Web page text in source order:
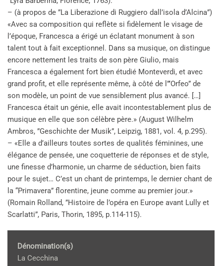
– (à propos de ”La Liberazione di Ruggiero dall’isola d’Alcina”)
«Avec sa composition qui reflète si fidèlement le visage de
l’époque, Francesca a érigé un éclatant monument à son
talent tout à fait exceptionnel. Dans sa musique, on distingue
encore nettement les traits de son père Giulio, mais
Francesca a également fort bien étudié Monteverdi, et avec
grand profit, et elle représente même, à côté de l”’Orfeo” de
son modèle, un point de vue sensiblement plus avancé. […]
Francesca était un génie, elle avait incontestablement plus de
musique en elle que son célèbre père.» (August Wilhelm
Ambros, ”Geschichte der Musik”, Leipzig, 1881, vol. 4, p.295).
– «Elle a d’ailleurs toutes sortes de qualités féminines, une
élégance de pensée, une coquetterie de réponses et de style,
une finesse d’harmonie, un charme de séduction, bien faits
pour le sujet… C’est un chant de printemps, le dernier chant de
la “Primavera” florentine, jeune comme au premier jour.»
(Romain Rolland, ”Histoire de l’opéra en Europe avant Lully et
Scarlatti”, Paris, Thorin, 1895, p.114-115).
Dénomination(s)
La Cecchina